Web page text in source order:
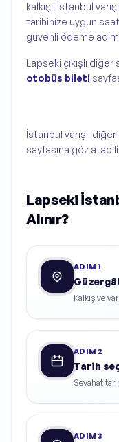
kalkışlı İstanbul
tarihinize uygun
güvenli ödeme
Lapseki çıkışlı
otobüs bileti
İstanbul varışlı
sayfasına göz
Lapseki
Alınır?
ADIM1
Kalkış ve
ADIM 2
Tarih
Seyahat
ADIM3